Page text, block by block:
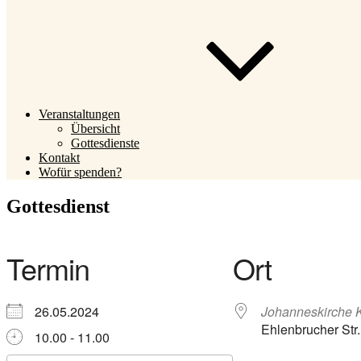
Veranstaltungen
Übersicht
Gottesdienste
Kontakt
Wofür spenden?
Gottesdienst
Termin
26.05.2024
10.00 - 11.00
Ort
Johanneskirche
Ehlenbrucher